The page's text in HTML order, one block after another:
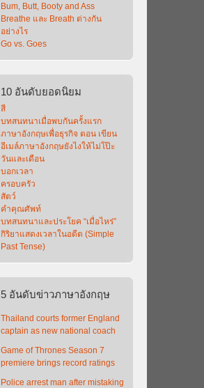
Bum, Butt, Booty and Ass
Breathe และ Breath ต่างกัน
อย่างไร
Go vs. Goes
10 อันดับยอดนิยม
สี
บทสนทนาเมื่อพบกันครั้งแรก
ภาษาอังกฤษเพื่อธุรกิจ ตอน เขียน
อีเมล์ภาษาอังกฤษยังไงให้ไม่โป๊ะ
วันและเดือน
บอกเวลา
ครอบครัว
สัตว์
คำคุณศัพท์
บทสนทนาและประโยค “เมื่อไหร่”
กิริยาแสดงเวลาในอดีต (Simple
Past Tense)
5 อันดับข่าวภาษาอังกฤษ
Thailand courts former England
captain as new national coach
Game of Thrones Season 7
premiere brings record ratings
Police arrest man after mistaking